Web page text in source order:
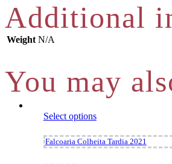
Additional
Weight N/A
You may
Select optionsThis
has
multiple
Falcoaria Colheita Tardia 2021